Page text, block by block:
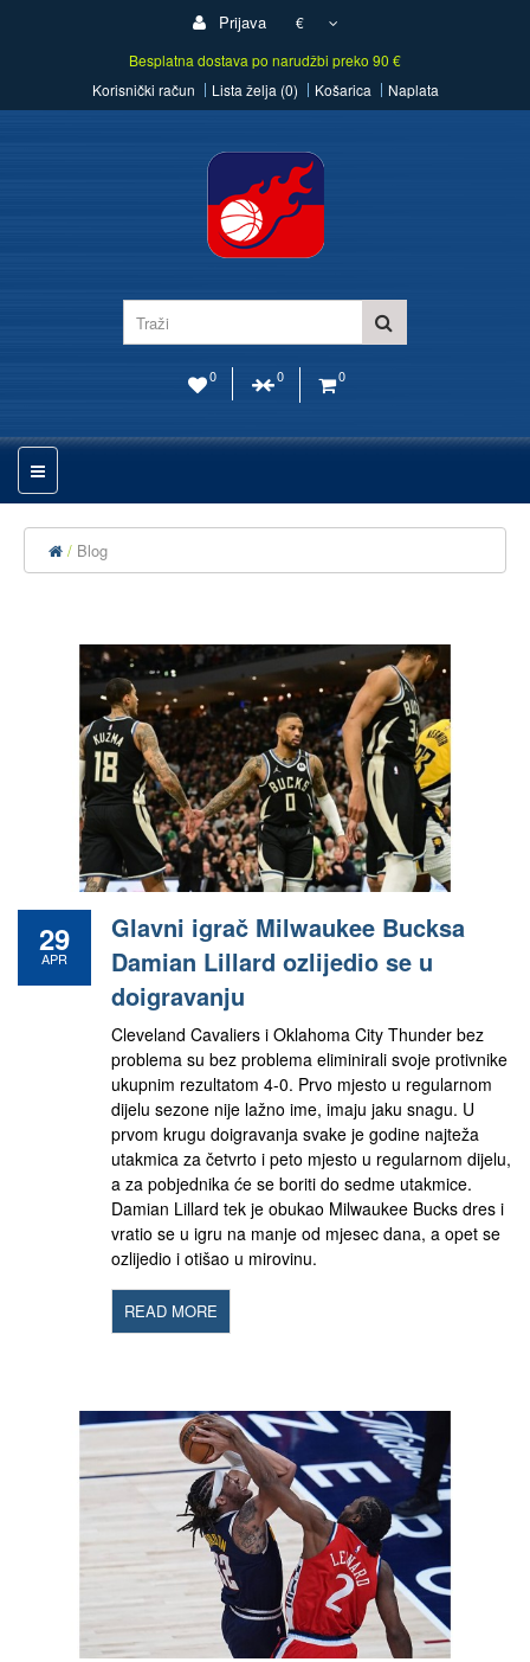
Prijava
€
Besplatna dostava po narudžbi preko 90 €
Korisnički račun
Lista želja (0) Košarica Naplata
0 0 0
Blog
29
APR
Glavni igrač Milwaukee Bucksa
Damian Lillard ozlijedio se u
doigravanju
Cleveland Cavaliers i Oklahoma City Thunder bez
problema su bez problema eliminirali svoje protivnike
ukupnim rezultatom 4-0. Prvo mjesto u regularnom
dijelu sezone nije lažno ime, imaju jaku snagu. U
prvom krugu doigravanja svake je godine najteža
utakmica za četvrto i peto mjesto u regularnom dijelu,
a za pobjednika će se boriti do sedme utakmice.
Damian Lillard tek je obukao Milwaukee Bucks dres i
vratio se u igru ​​na manje od mjesec dana, a opet se
ozlijedio i otišao u mirovinu.
READ MORE